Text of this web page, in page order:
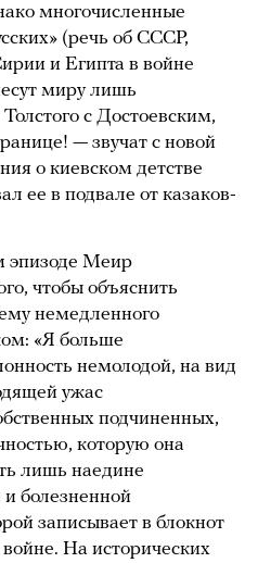
многочисленные
(речь об СССР,
и Египта в войне
миру лишь
с Достоевским,
— звучат с новой
о киевском детстве
ее в подвале от казаков-
эпизоде Меир
чтобы объяснить
немедленного
«Я больше
немолодой, на вид
ужас
подчиненных,
которую она
лишь наедине
болезненной
записывает в блокнот
На исторических